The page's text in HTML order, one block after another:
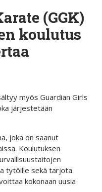
(GGK)
koulutus
myös Guardian Girls
järjestetään
joka on saanut
Koulutuksen
tytöille sekä tarjota
kokonaan uusia